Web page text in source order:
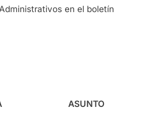
en el boletín
ASUNTO